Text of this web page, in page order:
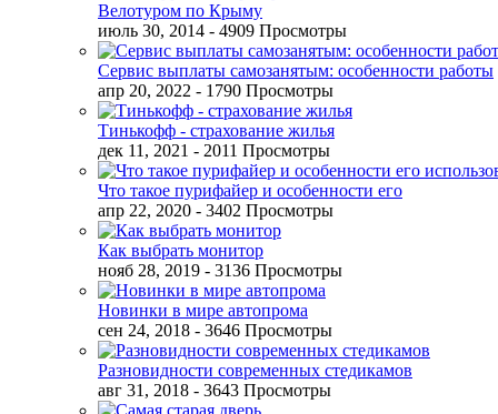
Велотуром по Крыму
июль 30, 2014 - 4909 Просмотры
Сервис выплаты самозанятым: особенности работы
апр 20, 2022 - 1790 Просмотры
Тинькофф - страхование жилья
дек 11, 2021 - 2011 Просмотры
Что такое пурифайер и особенности его
апр 22, 2020 - 3402 Просмотры
Как выбрать монитор
нояб 28, 2019 - 3136 Просмотры
Новинки в мире автопрома
сен 24, 2018 - 3646 Просмотры
Разновидности современных стедикамов
авг 31, 2018 - 3643 Просмотры